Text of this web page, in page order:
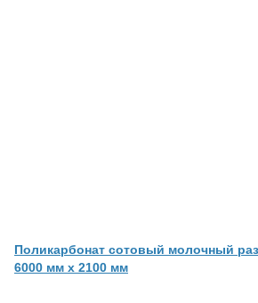
Поликарбонат сотовый молочный
6000 мм x 2100 мм